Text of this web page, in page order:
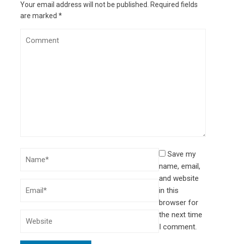
Your email address will not be published. Required fields
are marked *
Save my
name, email,
and website
in this
browser for
the next time
I comment.